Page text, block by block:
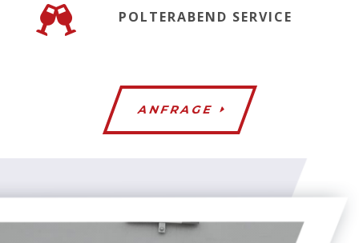
 POLTERABEND SERVICE
ANFRAGE